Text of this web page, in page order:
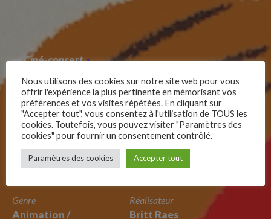
Follow Us
Ciné-concert
Luce et le rocher
L’histoire de deux amis qui, bien qu’ils ne semblent rien avoir
en commun, finissent par affronter ensemble leur peur de
l’inconnu.
Genre
Animation /
Réalisateur
Britt Raes
Nous utilisons des cookies sur notre site web pour vous
offrir l'expérience la plus pertinente en mémorisant vos
préférences et vos visites répétées. En cliquant sur
"Accepter tout", vous consentez à l'utilisation de TOUS les
cookies. Toutefois, vous pouvez visiter "Paramètres des
cookies" pour fournir un consentement contrôlé.
Paramètres des cookies Accepter tout